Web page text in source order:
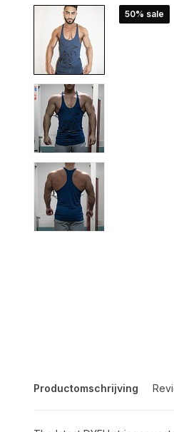
50% sale
Productomschrijving